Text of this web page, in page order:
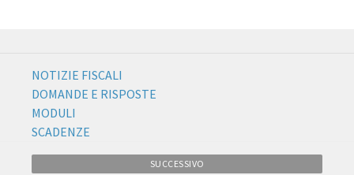
NOTIZIE FISCALI
DOMANDE E RISPOSTE
MODULI
SCADENZE
SUCCESSIVO